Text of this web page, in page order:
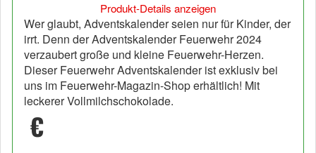
Produkt-Details anzeigen
Wer glaubt, Adventskalender seien nur für Kinder, der
irrt. Denn der Adventskalender Feuerwehr 2024
verzaubert große und kleine Feuerwehr-Herzen.
Dieser Feuerwehr Adventskalender ist exklusiv bei
uns im Feuerwehr-Magazin-Shop erhältlich! Mit
leckerer Vollmilchschokolade.
€